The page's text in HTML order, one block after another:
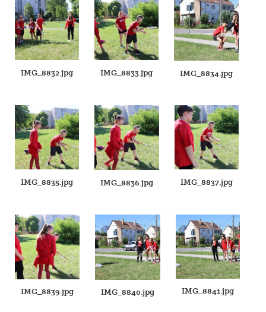
IMG_8832.jpg IMG_8833.jpg IMG_8834.jpg
IMG_8835.jpg IMG_8836.jpg IMG_8837.jpg
IMG_8839.jpg IMG_8840.jpg IMG_8841.jpg